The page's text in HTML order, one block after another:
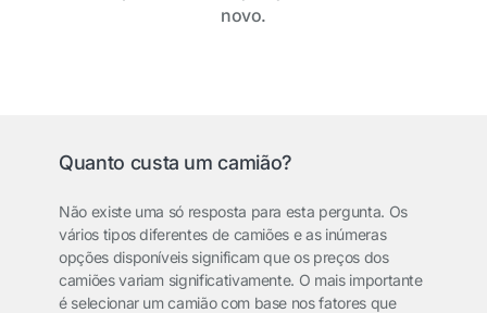
novo.
Quanto custa um camião?
Não existe uma só resposta para esta pergunta. Os
vários tipos diferentes de camiões e as inúmeras
opções disponíveis significam que os preços dos
camiões variam significativamente. O mais importante
é selecionar um camião com base nos fatores que